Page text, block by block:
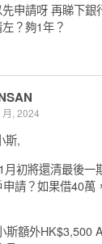
先申請呀 再睇下銀
？夠1年？
月, 2024
斯,
月初將還清最後一
申請？如果借40萬
斯額外HK$3,500